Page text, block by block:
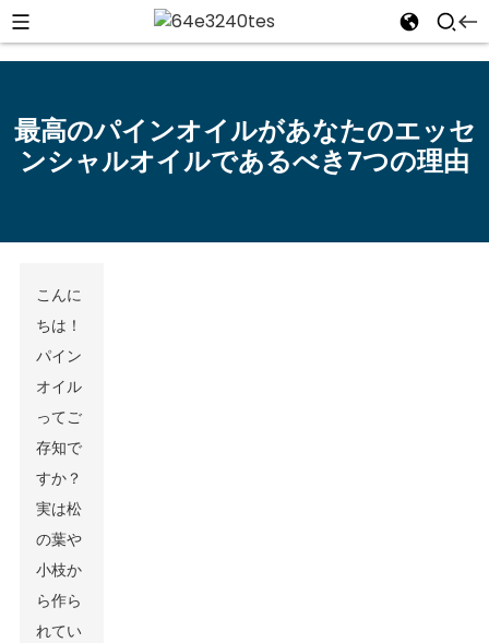
最高のパインオイルがあなたのエッセ
ンシャルオイルであるべき7つの理由
こんに
ちは！
パイン
オイル
ってご
存知で
すか？
実は松
の葉や
小枝か
ら作ら
れてい